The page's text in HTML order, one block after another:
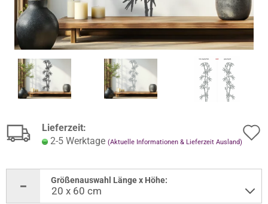
Lieferzeit:
2-5 Werktage (Aktuelle Informationen & Lieferzeit Ausland)
Größenauswahl Länge x Höhe: